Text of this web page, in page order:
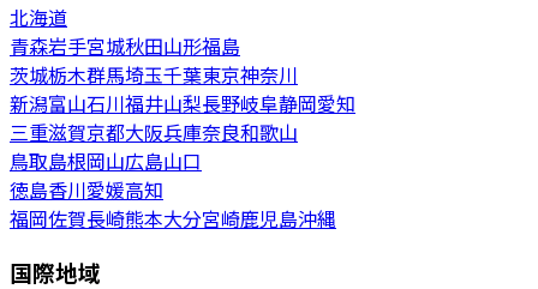
北海道
青森岩手宮城秋田山形福島
茨城栃木群馬埼玉千葉東京神奈川
新潟富山石川福井山梨長野岐阜静岡愛知
三重滋賀京都大阪兵庫奈良和歌山
鳥取島根岡山広島山口
徳島香川愛媛高知
福岡佐賀長崎熊本大分宮崎鹿児島沖縄
国際地域